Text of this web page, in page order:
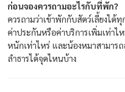
ก่อนจองควรถามอะไรกับที่พัก?
ควรถามว่าเข้าพักกับสัตว์เลี้ยงได้
ค่าประกันหรือค่าบริการเพิ่มเท่าไ
หนักเท่าไหร่ และน้องหมาสามาร
ลำธารได้จุดไหนบ้าง